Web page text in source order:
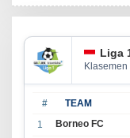
Liga
Klasemen
# TEAM
1 Borneo FC